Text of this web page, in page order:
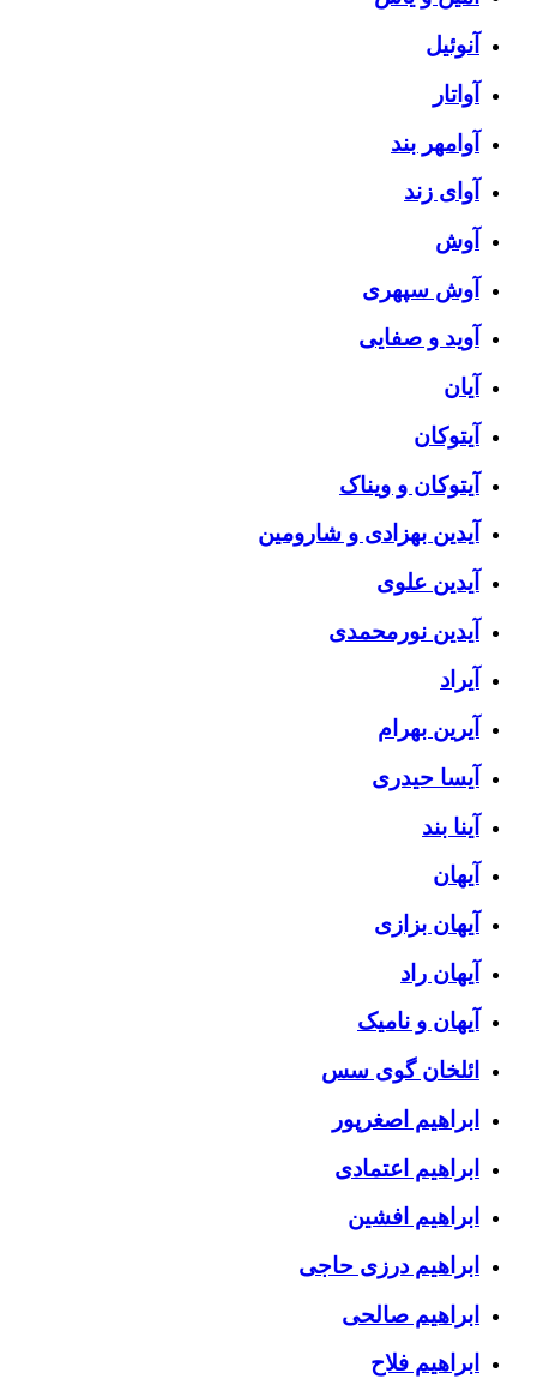
آنوئیل
آواتار
آوامهر بند
آوای زند
آوش
آوش سپهری
آوید و صفایی
آیان
آیتوکان
آیتوکان و ویناک
آیدین بهزادی و شارومین
آیدین علوی
آیدین نورمحمدی
آیراد
آیرین بهرام
آیسا حیدری
آینا بند
آیهان
آیهان بزازی
آیهان راد
آیهان و نامیک
ائلخان گوی سس
ابراهیم اصغرپور
ابراهیم اعتمادی
ابراهیم افشین
ابراهیم درزی حاجی
ابراهیم صالحی
ابراهیم فلاح